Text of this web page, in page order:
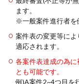
ます。
※一般案件進行者を
案件表の変更等に
適応されます。
各案件表達成の為
とも可能です。
例)A案件2~4つ目を